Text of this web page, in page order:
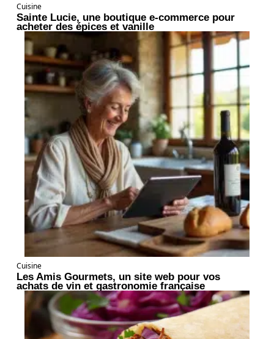
Cuisine
Sainte Lucie, une boutique e-commerce pour
acheter des épices et vanille
Cuisine
Les Amis Gourmets, un site web pour vos
achats de vin et gastronomie française